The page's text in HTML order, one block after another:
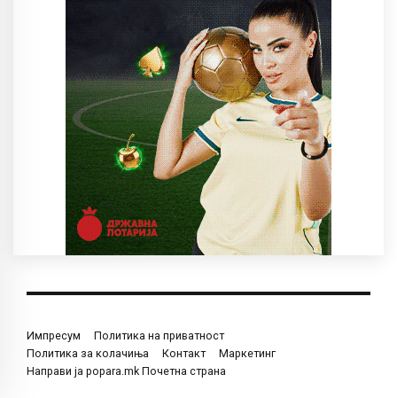
Импресум
Политика на приватност
Политика за колачиња
Контакт
Маркетинг
Направи ја popara.mk Почетна страна